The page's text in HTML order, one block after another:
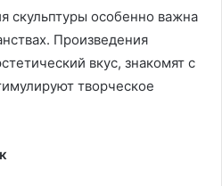
скульптуры особенно важна
Произведения
вкус, знакомят с
творческое